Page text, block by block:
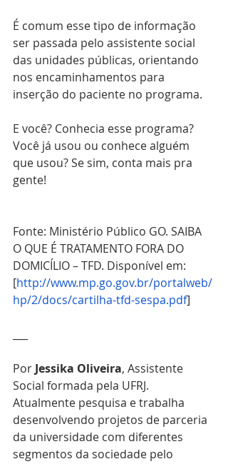
É comum esse tipo de informação
ser passada pelo assistente social
das unidades públicas, orientando
nos encaminhamentos para
inserção do paciente no programa.
E você? Conhecia esse programa?
Você já usou ou conhece alguém
que usou? Se sim, conta mais pra
gente!
Fonte: Ministério Público GO. SAIBA
O QUE É TRATAMENTO FORA DO
DOMICÍLIO – TFD. Disponível em:
[http://www.mp.go.gov.br/portalweb/
hp/2/docs/cartilha-tfd-sespa.pdf]
Por Jessika Oliveira, Assistente
Social formada pela UFRJ.
Atualmente pesquisa e trabalha
desenvolvendo projetos de parceria
da universidade com diferentes
segmentos da sociedade pelo